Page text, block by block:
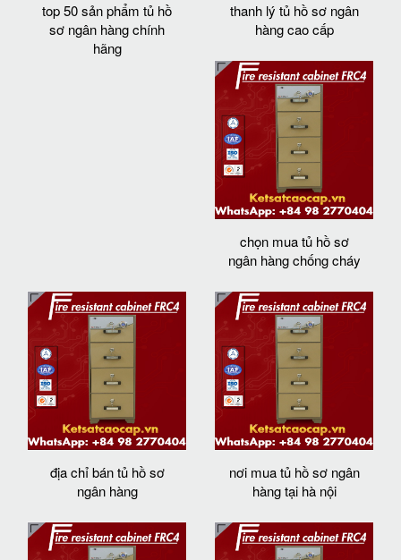
top 50 sản phẩm tủ hồ
sơ ngân hàng chính
hãng
thanh lý tủ hồ sơ ngân
hàng cao cấp
chọn mua tủ hồ sơ
ngân hàng chống cháy
địa chỉ bán tủ hồ sơ
ngân hàng
nơi mua tủ hồ sơ ngân
hàng tại hà nội